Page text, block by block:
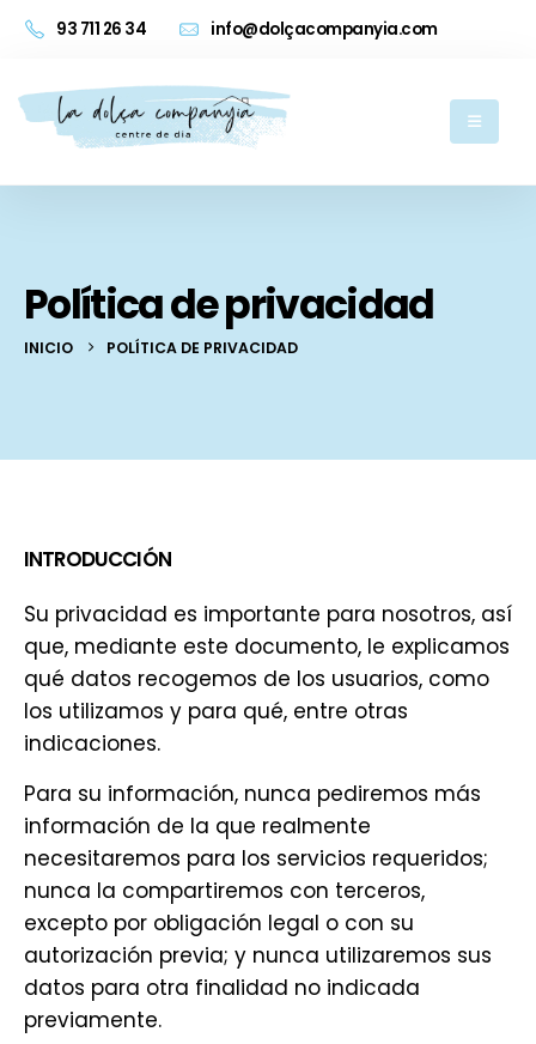
93 711 26 34 info@dolçacompanyia.com
Política de privacidad
INICIO POLÍTICA DE PRIVACIDAD
INTRODUCCIÓN
Su privacidad es importante para nosotros, así
que, mediante este documento, le explicamos
qué datos recogemos de los usuarios, como
los utilizamos y para qué, entre otras
indicaciones.
Para su información, nunca pediremos más
información de la que realmente
necesitaremos para los servicios requeridos;
nunca la compartiremos con terceros,
excepto por obligación legal o con su
autorización previa; y nunca utilizaremos sus
datos para otra finalidad no indicada
previamente.